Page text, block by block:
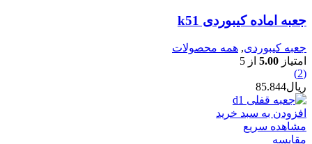
جعبه اماده کیبوردی k51
جعبه کیبوردی, همه محصولات
امتیاز 5.00 از 5
(2)
ریال85.844
افزودن به سبد خرید
مشاهده سریع
مقایسه